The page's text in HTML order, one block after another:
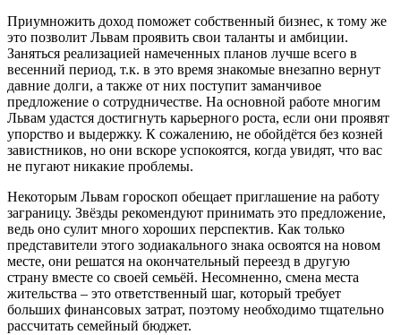
Приумножить доход поможет собственный бизнес, к тому же
это позволит Львам проявить свои таланты и амбиции.
Заняться реализацией намеченных планов лучше всего в
весенний период, т.к. в это время знакомые внезапно вернут
давние долги, а также от них поступит заманчивое
предложение о сотрудничестве. На основной работе многим
Львам удастся достигнуть карьерного роста, если они проявят
упорство и выдержку. К сожалению, не обойдётся без козней
завистников, но они вскоре успокоятся, когда увидят, что вас
не пугают никакие проблемы.
Некоторым Львам гороскоп обещает приглашение на работу
заграницу. Звёзды рекомендуют принимать это предложение,
ведь оно сулит много хороших перспектив. Как только
представители этого зодиакального знака освоятся на новом
месте, они решатся на окончательный переезд в другую
страну вместе со своей семьёй. Несомненно, смена места
жительства – это ответственный шаг, который требует
больших финансовых затрат, поэтому необходимо тщательно
рассчитать семейный бюджет.